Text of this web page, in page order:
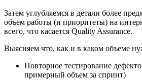
Затем углубляемся в детали более
объем работы (и приоритеты) на
всего, что касается Quality Assurance.
Выясняем что, как и в каком объеме
Повторное тестирование
примерный объем за спринт)